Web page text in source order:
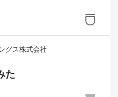
グス株式会社
た